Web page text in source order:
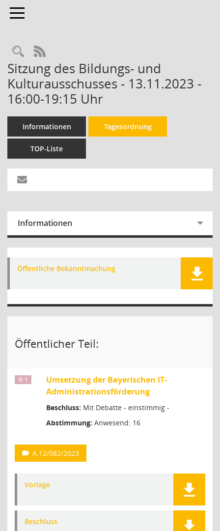
Toggle navigation
RSS-Feed
Sitzung des Bildungs- und
Kulturausschusses - 13.11.2023 -
16:00-19:15 Uhr
Informationen Tagesordnung
TOP-Liste
Informationen
Öffentliche Bekanntmachung
Öffentlicher Teil:
Ö 1
Umsetzung der Bayerischen IT-
Administrationsförderung
Beschluss: Mit Debatte - einstimmig -
Abstimmung: Anwesend: 16
A.12/082/2023
Vorlage
Beschluss